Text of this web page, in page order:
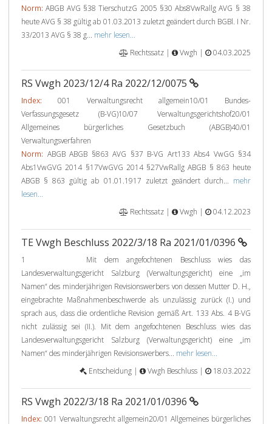
Norm: ABGB AVG §38 TierschutzG 2005 §30 Abs8VwRallg AVG § 38
heute AVG § 38 gültig ab 01.03.2013 zuletzt geändert durch BGBl. I Nr.
33/2013 AVG § 38 g... mehr lesen...
Rechtssatz |
Vwgh | 04.03.2025
RS Vwgh 2023/12/4 Ra 2022/12/0075
Index: 001 Verwaltungsrecht allgemein10/01 Bundes-
Verfassungsgesetz (B-VG)10/07 Verwaltungsgerichtshof20/01
Allgemeines bürgerliches Gesetzbuch (ABGB)40/01
Verwaltungsverfahren
Norm: ABGB ABGB §863 AVG §37 B-VG Art133 Abs4 VwGG §34
Abs1VwGVG 2014 §17VwGVG 2014 §27VwRallg ABGB § 863 heute
ABGB § 863 gültig ab 01.01.1917 zuletzt geändert durch... mehr
lesen...
Rechtssatz |
Vwgh | 04.12.2023
TE Vwgh Beschluss 2022/3/18 Ra 2021/01/0396
1 Mit dem angefochtenen Beschluss wies das
Landesverwaltungsgericht Salzburg (Verwaltungsgericht) eine „im
Namen“ des minderjährigen Revisionswerbers von dessen Mutter D. H.,
eingebrachte Maßnahmenbeschwerde als unzulässig zurück (I.) und
sprach aus, dass die ordentliche Revision gemäß Art. 133 Abs. 4 B-VG
nicht zulässig sei (II.). Mit dem angefochtenen Beschluss wies das
Landesverwaltungsgericht Salzburg (Verwaltungsgericht) eine „im
Namen“ des minderjährigen Revisionswerbers... mehr lesen...
Entscheidung |
Vwgh Beschluss | 18.03.2022
RS Vwgh 2022/3/18 Ra 2021/01/0396
Index: 001 Verwaltungsrecht allgemein20/01 Allgemeines bürgerliches